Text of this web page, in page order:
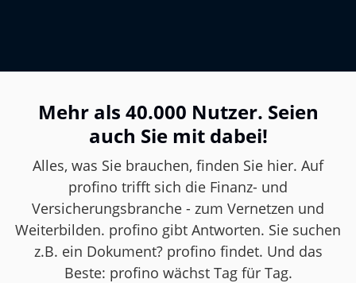
Mehr als 40.000 Nutzer. Seien
auch Sie mit dabei!
Alles, was Sie brauchen, finden Sie hier. Auf
profino trifft sich die Finanz- und
Versicherungsbranche - zum Vernetzen und
Weiterbilden. profino gibt Antworten. Sie suchen
z.B. ein Dokument? profino findet. Und das
Beste: profino wächst Tag für Tag.